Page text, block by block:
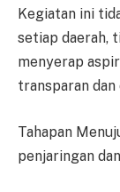
Kegiatan ini
setiap daerah,
menyerap
transparan
Tahapan
penjaringan